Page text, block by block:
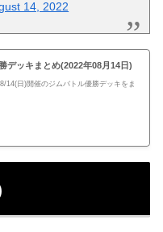
14, 2022
デッキまとめ(2022年08月14日)
14(日)開催のジムバトル優勝デッキをま